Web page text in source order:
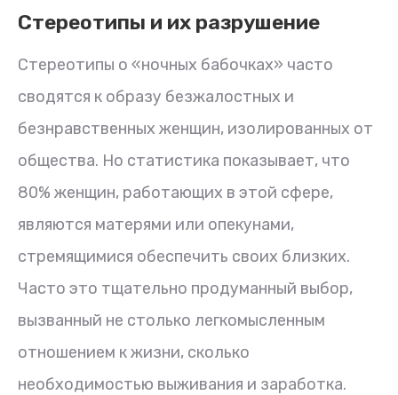
Стереотипы и их разрушение
Стереотипы о «ночных бабочках» часто
сводятся к образу безжалостных и
безнравственных женщин, изолированных от
общества. Но статистика показывает, что
80% женщин, работающих в этой сфере,
являются матерями или опекунами,
стремящимися обеспечить своих близких.
Часто это тщательно продуманный выбор,
вызванный не столько легкомысленным
отношением к жизни, сколько
необходимостью выживания и заработка.